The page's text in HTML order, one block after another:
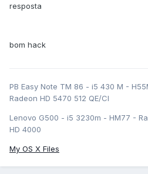
resposta
bom hack
PB Easy Note TM 86 - i5 430 M -
Radeon HD 5470 512 QE/CI
Lenovo G500 - i5 3230m - HM77 -
HD 4000
My OS X Files